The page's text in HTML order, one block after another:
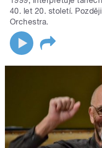
40. let 20. století.
Orchestra.